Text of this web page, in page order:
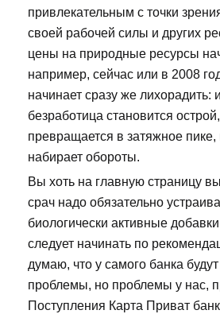
привлекательным с точки
своей рабочей силы и других
цены на природные ресурсы
например, сейчас или в 2008
начинает сразу же
безработица становится
превращается в затяжное
набирает обороты.
Вы хоть на главную страницу
срач надо обязательно
биологически активные
следует начинать по
думаю, что у самого банка будут
проблемы, но проблемы у нас,
Поступления Карта Приват